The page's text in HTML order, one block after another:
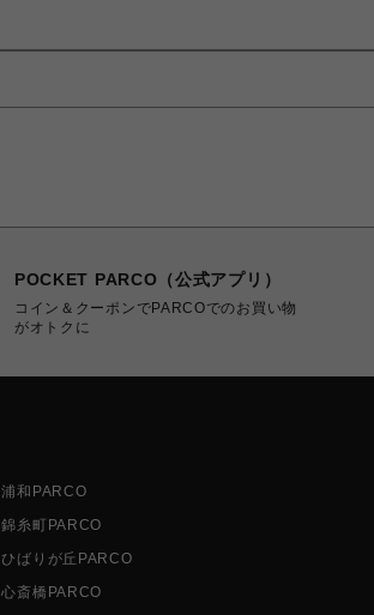
POCKET PARCO（公式アプリ）
コイン＆クーポンでPARCOでのお買い物
がオトクに
浦和PARCO
錦糸町PARCO
ひばりが丘PARCO
心斎橋PARCO